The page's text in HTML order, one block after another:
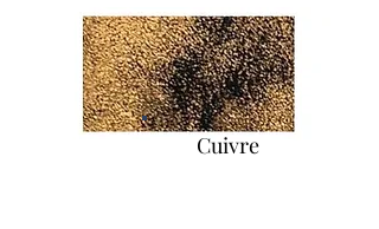
Cuivre